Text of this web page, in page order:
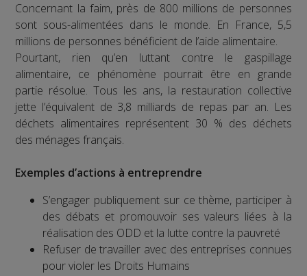
Concernant la faim, près de 800 millions de personnes
sont sous-alimentées dans le monde. En France, 5,5
millions de personnes bénéficient de l’aide alimentaire.
Pourtant, rien qu’en luttant contre le gaspillage
alimentaire, ce phénomène pourrait être en grande
partie résolue. Tous les ans, la restauration collective
jette l’équivalent de 3,8 milliards de repas par an. Les
déchets alimentaires représentent 30 % des déchets
des ménages français.
Exemples d’actions à entreprendre
S’engager publiquement sur ce thème, participer à
des débats et promouvoir ses valeurs liées à la
réalisation des ODD et la lutte contre la pauvreté
Refuser de travailler avec des entreprises connues
pour violer les Droits Humains